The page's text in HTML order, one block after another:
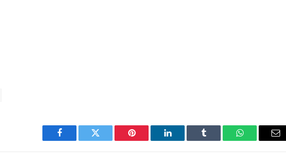
Facebook Twitter Pinterest LinkedIn Tumblr WhatsApp